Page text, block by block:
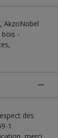
AkzoNobel
-
des
1.